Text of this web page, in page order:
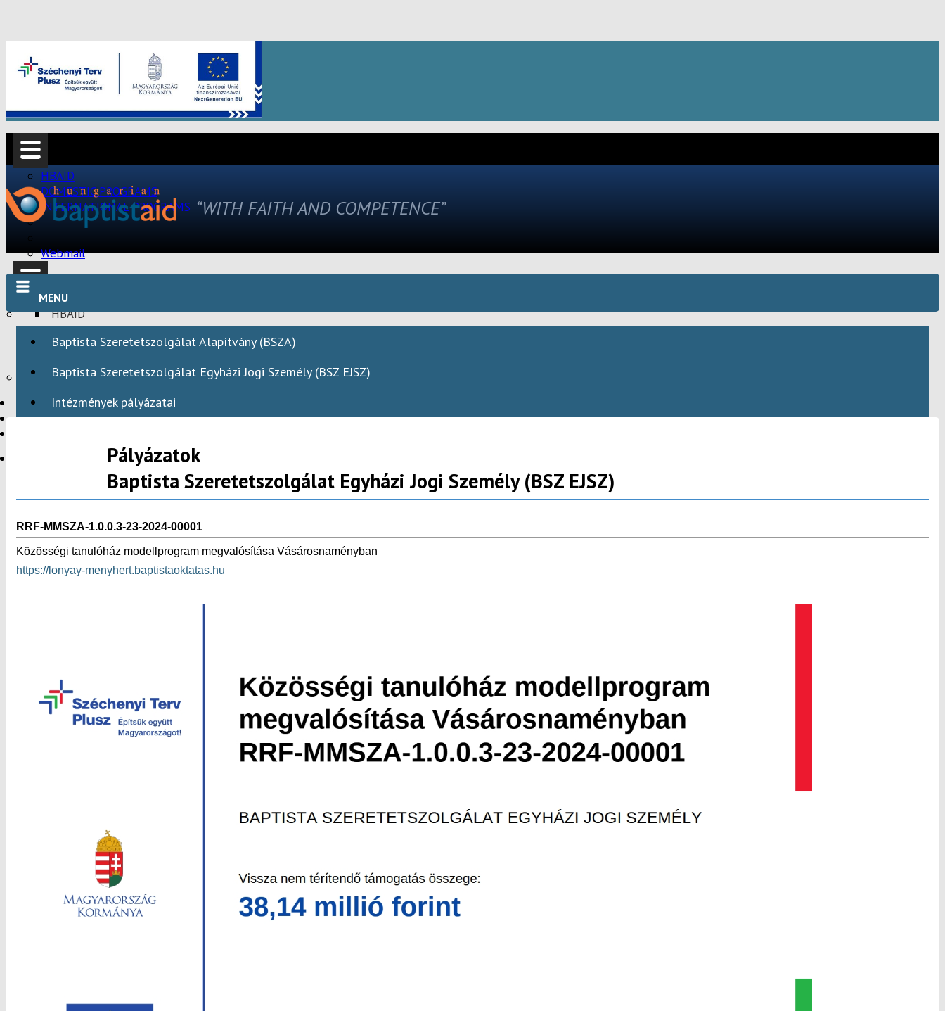
HBAID
DOMESTIC PROGRAMS
INTERNATIONAL PROGRAMS
Webmail
HBAID
DOMESTIC PROGRAMS
Webmail
HBAID
DOMESTIC PROGRAMS
HU
“WITH FAITH AND COMPETENCE”
MENU
Baptista Szeretetszolgálat Alapítvány (BSZA)
Baptista Szeretetszolgálat Egyházi Jogi Személy (BSZ EJSZ)
Intézmények pályázatai
Pályázatok
Baptista Szeretetszolgálat Egyházi Jogi Személy (BSZ EJSZ)
RRF-MMSZA-1.0.0.3-23-2024-00001
Közösségi tanulóház modellprogram megvalósítása Vásárosnaményban
https://lonyay-menyhert.baptistaoktatas.hu